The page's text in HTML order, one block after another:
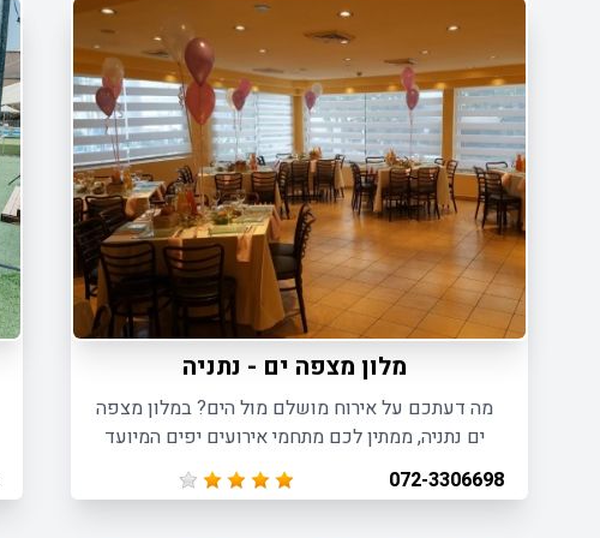
מלון מצפה ים - נתניה
מה דעתכם על אירוח מושלם מול הים? במלון מצפה
ים נתניה, ממתין לכם מתחמי אירועים יפים המיועד
איש.
072-3306698